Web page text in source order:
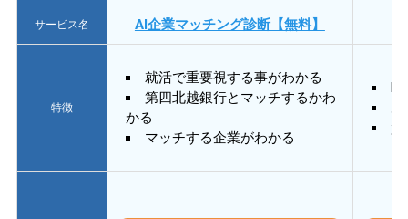
サービス名 AI企業マッチング診断【無料】
特徴
就活で重要視する事がわかる
第四北越銀行とマッチするかわ
かる
マッチする企業がわかる
質